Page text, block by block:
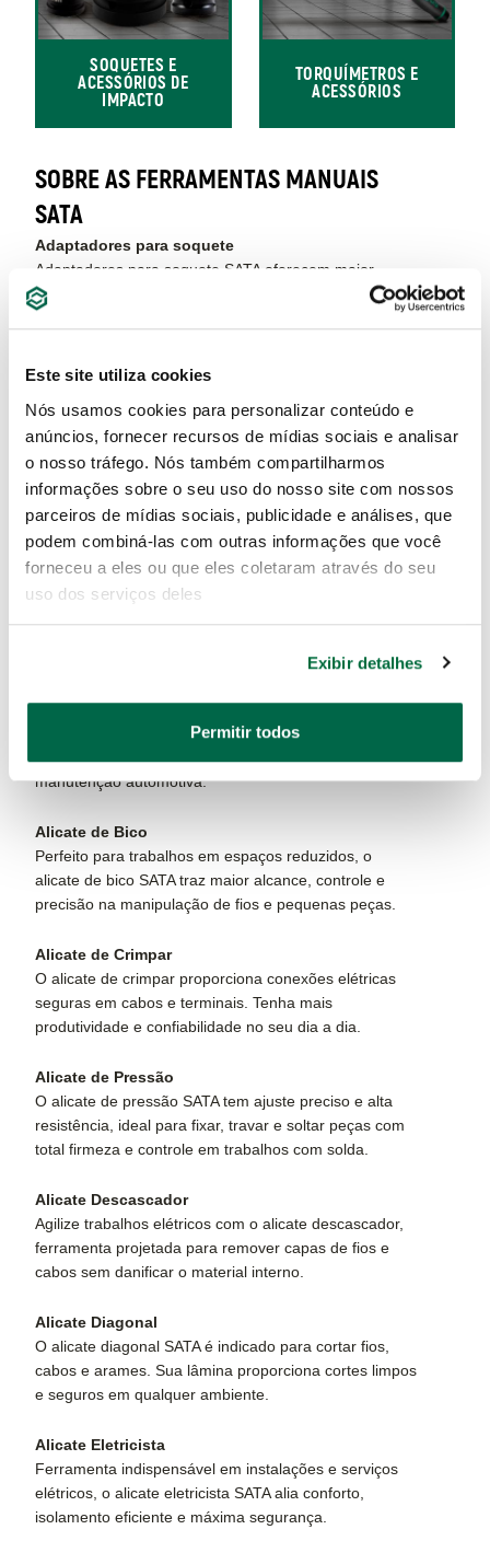
Este site utiliza cookies
Nós usamos cookies para personalizar conteúdo e
anúncios, fornecer recursos de mídias sociais e analisar
o nosso tráfego. Nós também compartilharmos
informações sobre o seu uso do nosso site com nossos
parceiros de mídias sociais, publicidade e análises, que
podem combiná-las com outras informações que você
forneceu a eles ou que eles coletaram através do seu
uso dos serviços deles
Exibir detalhes
Permitir todos
SOQUETES E
ACESSÓRIOS DE
IMPACTO
TORQUÍMETROS E
ACESSÓRIOS
SOBRE AS FERRAMENTAS MANUAIS
SATA
Adaptadores para soquete
Adaptadores para soquete SATA oferecem maior
versatilidade e alcance em trabalhos com diferentes
As alavancas SATA são robustas e possibilitam mais
força e precisão em montagens, desmontagens e
ajustes, tornando qualquer tarefa mais eficiente e
segura.
Alicate Corte Tesoura
O alicate corte tesoura é indispensável para cortes
rápidos e precisos em fios e materiais metálicos. Com
Utilize o alicate de anel SATA para instalação ou
remoção de anéis de retenção com agilidade e
manutenção automotiva.
Alicate de Bico
Perfeito para trabalhos em espaços reduzidos, o
alicate de bico SATA traz maior alcance, controle e
precisão na manipulação de fios e pequenas peças.
Alicate de Crimpar
O alicate de crimpar proporciona conexões elétricas
seguras em cabos e terminais. Tenha mais
produtividade e confiabilidade no seu dia a dia.
Alicate de Pressão
O alicate de pressão SATA tem ajuste preciso e alta
resistência, ideal para fixar, travar e soltar peças com
total firmeza e controle em trabalhos com solda.
Alicate Descascador
Agilize trabalhos elétricos com o alicate descascador,
ferramenta projetada para remover capas de fios e
cabos sem danificar o material interno.
Alicate Diagonal
O alicate diagonal SATA é indicado para cortar fios,
cabos e arames. Sua lâmina proporciona cortes limpos
e seguros em qualquer ambiente.
Alicate Eletricista
Ferramenta indispensável em instalações e serviços
elétricos, o alicate eletricista SATA alia conforto,
isolamento eficiente e máxima segurança.